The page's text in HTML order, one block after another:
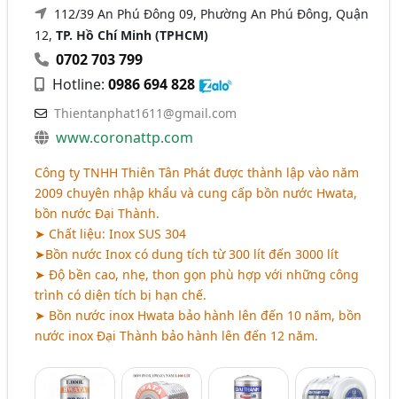
112/39 An Phú Đông 09, Phường An Phú Đông, Quận
12,TP. Hồ Chí Minh (TPHCM)
0702 703 799
Hotline:0986 694 828
Thientanphat1611@gmail.com
www.coronattp.com
Công ty TNHH Thiên Tân Phát được thành lập vào năm
2009 chuyên nhập khẩu và cung cấp bồn nước Hwata,
bồn nước Đại Thành.
➤ Chất liệu: Inox SUS 304
➤Bồn nước Inox có dung tích từ 300 lít đến 3000 lít
➤ Độ bền cao, nhẹ, thon gọn phù hợp với những công
trình có diện tích bị hạn chế.
➤ Bồn nước inox Hwata bảo hành lên đến 10 năm, bồn
nước inox Đại Thành bảo hành lên đến 12 năm.